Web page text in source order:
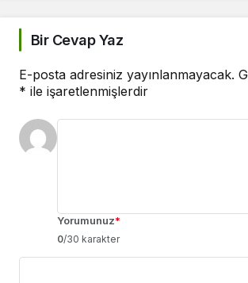
Bir Cevap Yaz
E-posta adresiniz yayınlanmayacak.
* ile işaretlenmişlerdir
Yorumunuz*
0/30 karakter